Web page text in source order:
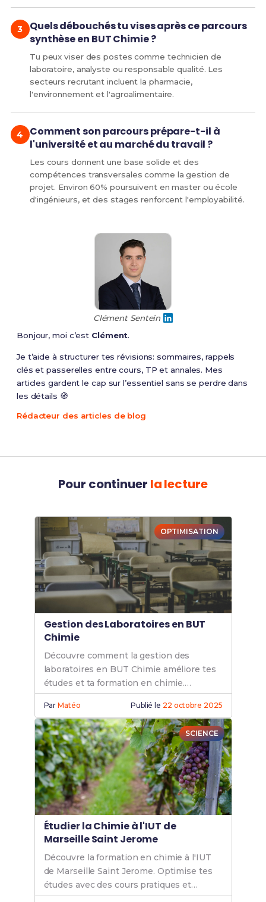
Quels débouchés tu vises après ce parcours
synthèse en BUT Chimie ?
Tu peux viser des postes comme technicien de
laboratoire, analyste ou responsable qualité. Les
secteurs recrutant incluent la pharmacie,
l'environnement et l'agroalimentaire.
Comment son parcours prépare-t-il à
l'université et au marché du travail ?
Les cours donnent une base solide et des
compétences transversales comme la gestion de
projet. Environ 60% poursuivent en master ou école
d'ingénieurs, et des stages renforcent l'employabilité.
Clément Sentein
Bonjour, moi c’est Clément.
Je t’aide à structurer tes révisions: sommaires, rappels
clés et passerelles entre cours, TP et annales. Mes
articles gardent le cap sur l’essentiel sans se perdre dans
les détails 🧭
Rédacteur des articles de blog
Pour continuer la lecture
OPTIMISATION
Gestion des Laboratoires en BUT
Chimie
Découvre comment la gestion des
laboratoires en BUT Chimie améliore tes
études et ta formation en chimie.
Optimise tes compétences pratiques et
théoriques.
ParMatéo Publié le 22 octobre 2025
SCIENCE
Étudier la Chimie à l'IUT de
Marseille Saint Jerome
Découvre la formation en chimie à l'IUT
de Marseille Saint Jerome. Optimise tes
études avec des cours pratiques et
théoriques pour une carrière